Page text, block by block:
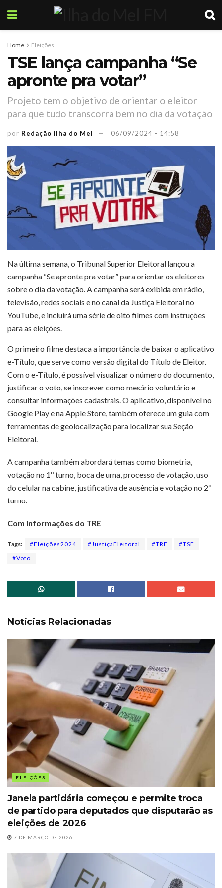
Home Eleições
TSE lança campanha “Se
apronte pra votar”
Projeto tem o objetivo de orientar o eleitor
para que tudo transcorra bem no dia da votação
por Redação Ilha do Mel 06/09/2024 - 14:58
Na última semana, o Tribunal Superior Eleitoral lançou a
campanha “Se apronte pra votar” para orientar os eleitores
sobre o dia da votação. A campanha será exibida em rádio,
televisão, redes sociais e no canal da Justiça Eleitoral no
YouTube, e incluirá uma série de oito filmes com instruções
para as eleições.
O primeiro filme destaca a importância de baixar o aplicativo
e-Título, que serve como versão digital do Título de Eleitor.
Com o e-Título, é possível visualizar o número do documento,
justificar o voto, se inscrever como mesário voluntário e
consultar informações cadastrais. O aplicativo, disponível no
Google Play e na Apple Store, também oferece um guia com
ferramentas de geolocalização para localizar sua Seção
Eleitoral.
A campanha também abordará temas como biometria,
votação no 1º turno, boca de urna, processo de votação, uso
do celular na cabine, justificativa de ausência e votação no 2º
turno.
Com informações do TRE
Tags: #Eleições2024 #JustiçaEleitoral #TRE
#TSE
#Voto
Notícias Relacionadas
ELEIÇÕES
Janela partidária começou e permite troca
de partido para deputados que disputarão as
eleições de 2026
7 DE MARÇO DE 2026